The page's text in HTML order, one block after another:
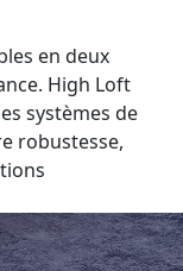
en deux
High Loft
systèmes de
robustesse,